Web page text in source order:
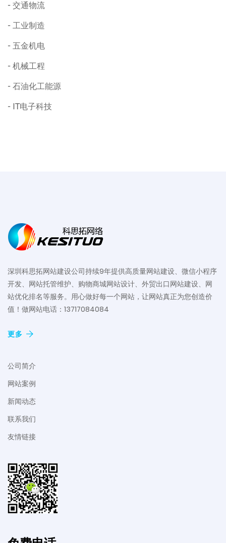
交通物流
工业制造
五金机电
机械工程
石油化工能源
IT电子科技
深圳科思拓网站建设公司持续9年提供高质量网站建设、微信小程序
开发、网站托管维护、购物商城网站设计、外贸出口网站建设、网
站优化排名等服务。用心做好每一个网站，让网站真正为您创造价
值！做网站电话：13717084084
更多
公司简介
网站案例
新闻动态
联系我们
友情链接